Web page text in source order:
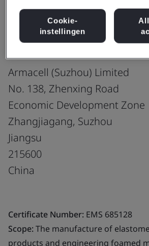
ISO 14001:2015
Armacell (Suzhou) Limited
No. 138, Zhenxing Road
Economic Development Zone
Zhangjiagang, Suzhou
Jiangsu
215600
China
Certificate Number: EMS 685128
Scope:The manufacture of
products and engineering foamed
Cookie-
instellingen